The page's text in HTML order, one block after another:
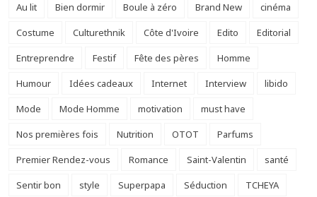
Au lit
Bien dormir Boule à zéro Brand New
cinéma
Costume
Culturethnik Côte d'Ivoire Edito
Editorial
Entreprendre
Festif Fête des pères
Homme
Humour
Idées cadeaux Internet Interview
libido
Mode
Mode Homme motivation
must have
Nos premières fois
Nutrition OTOT
Parfums
Premier Rendez-vous
Romance Saint-Valentin
santé
Sentir bon
style Superpapa Séduction
TCHEYA